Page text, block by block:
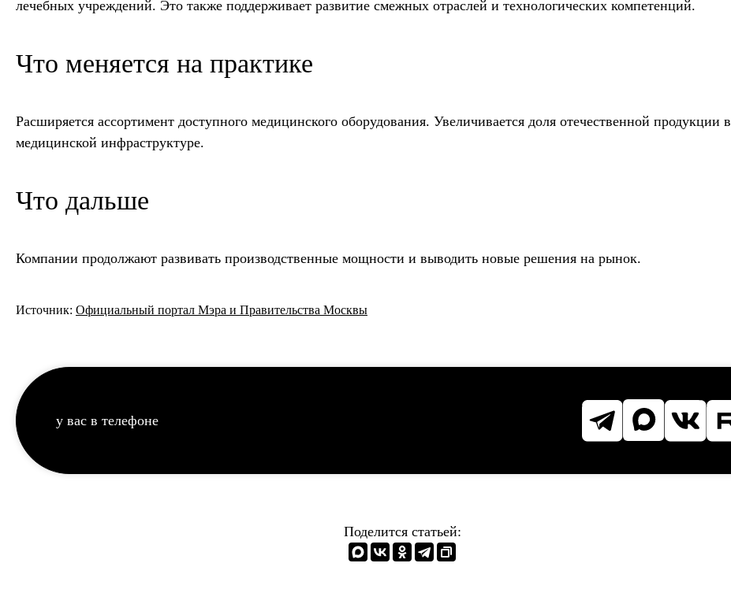
лечебных учреждений. Это также поддерживает развитие смежных отраслей и технологических компетенций.
Что меняется на практике
Расширяется ассортимент доступного медицинского оборудования. Увеличивается доля отечественной продукции в
медицинской инфраструктуре.
Что дальше
Компании продолжают развивать производственные мощности и выводить новые решения на рынок.
Источник: Официальный портал Мэра и Правительства Москвы
у вас в телефоне
Поделится статьей: